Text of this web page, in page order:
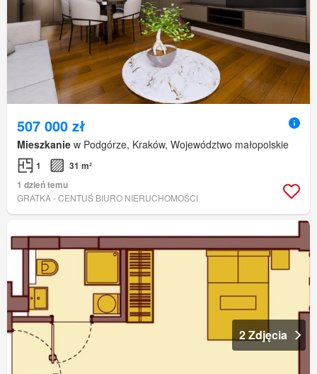
507 000 zł
Mieszkanie w Podgórze, Kraków, Województwo małopolskie
1
31 m²
1 dzień temu
GRATKA - CENTUŚ BIURO NIERUCHOMOŚCI
2 Zdjęcia